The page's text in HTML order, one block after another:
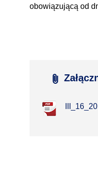
obowiązującą od
attach_file